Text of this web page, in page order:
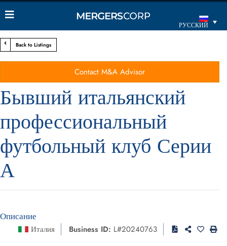
РУССКИЙ
Back to Listings
Contact M&A Advisor
Бывший итальянский
профессиональный
футбольный клуб Серии
А
Описание
Италия Business ID: L#20240763